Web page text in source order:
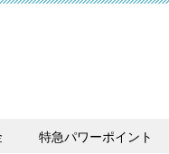
特急パワーポイント